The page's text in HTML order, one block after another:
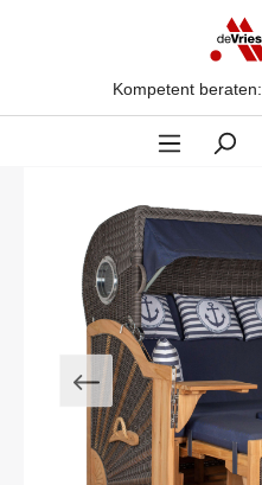
Kompetent beraten: